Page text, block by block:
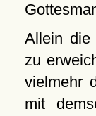
Allein die
zu
vielmehr
mit